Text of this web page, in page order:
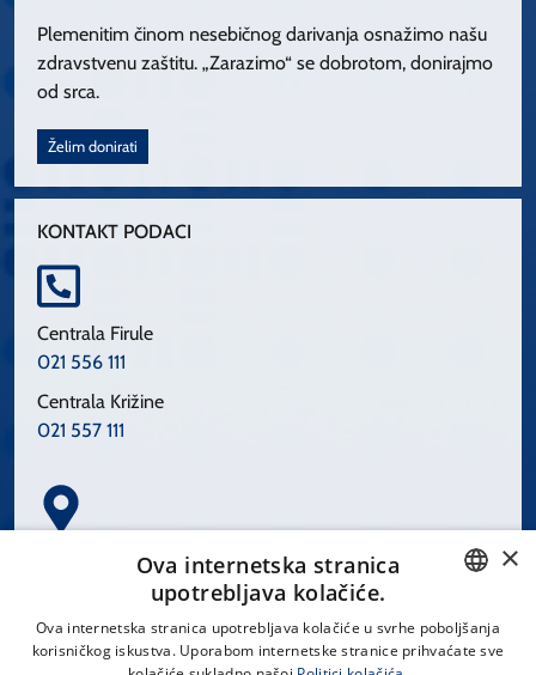
Plemenitim činom nesebičnog darivanja osnažimo našu
zdravstvenu zaštitu. „Zarazimo“ se dobrotom, donirajmo
od srca.
Želim donirati
KONTAKT PODACI
Centrala Firule
021 556 111
Centrala Križine
021 557 111
Spinčićeva 1, 21000 Split
CROATIAN
×
Ova internetska stranica
upotrebljava kolačiće.
Ova internetska stranica upotrebljava kolačiće u svrhe poboljšanja
korisničkog iskustva. Uporabom internetske stranice prihvaćate sve